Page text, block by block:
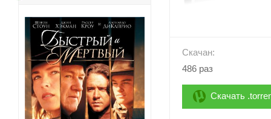
Скачан:
486 раз
Скачать